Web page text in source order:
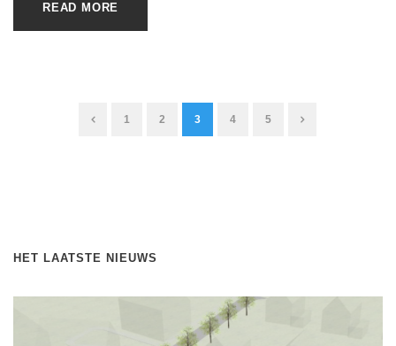
READ MORE
1 2 3 4 5
HET LAATSTE NIEUWS